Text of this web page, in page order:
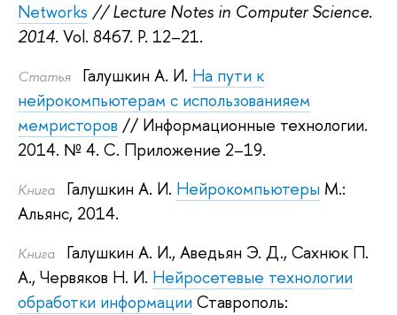
Networks // Lecture Notes in Computer Science.
2014. Vol. 8467. P. 12–21.
Статья Галушкин А. И. На пути к
нейрокомпьютерам с использованияем
мемристоров // Информационные технологии.
2014. № 4. С. Приложение 2–19.
Книга Галушкин А. И. Нейрокомпьютеры М.:
Альянс, 2014.
Книга Галушкин А. И., Аведьян Э. Д., Сахнюк П.
А., Червяков Н. И. Нейросетевые технологии
обработки информации Ставрополь: